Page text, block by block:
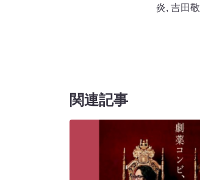
炎, 吉田敬
関連記事